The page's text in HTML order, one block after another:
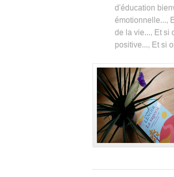
d'éducation
émotionnelle...,
de la vie..., Et si
positive..., Et si